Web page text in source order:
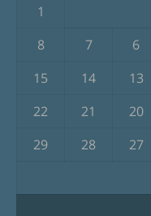
1
6
7
8
13
14
15
20
21
22
27
28
29